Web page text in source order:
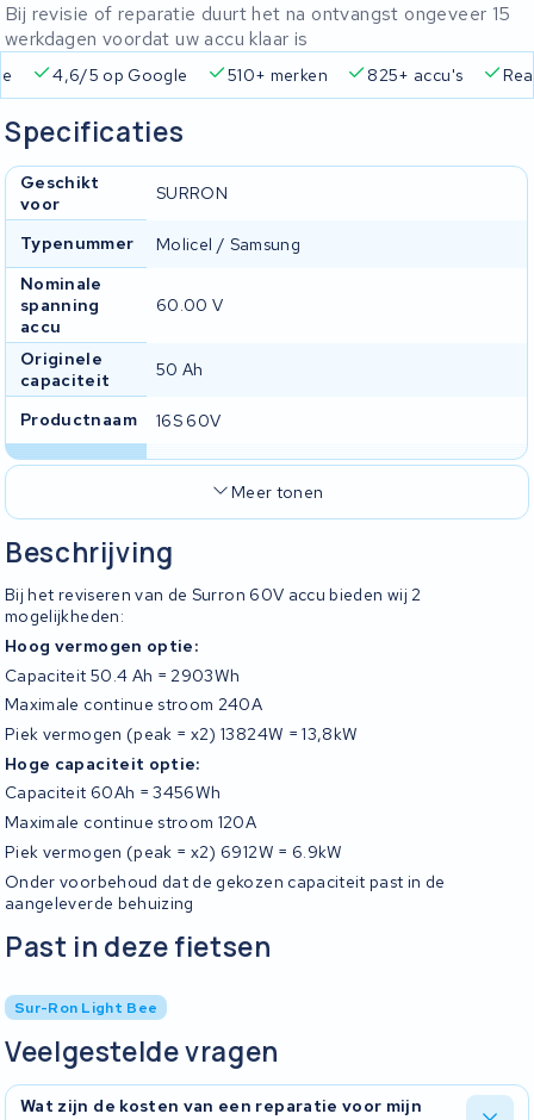
Bij revisie of reparatie duurt het na ontvangst ongeveer 15
werkdagen voordat uw accu klaar is
4,6/5 op Google 510+ merken 825+ accu's
Beschrijving
Bij het reviseren van de Surron 60V accu bieden wij 2
mogelijkheden:
Hoog vermogen optie:
Capaciteit 50.4 Ah = 2903Wh
Maximale continue stroom 240A
Piek vermogen (peak = x2) 13824W = 13,8kW
Hoge capaciteit optie:
Capaciteit 60Ah = 3456Wh
Maximale continue stroom 120A
Piek vermogen (peak = x2) 6912W = 6.9kW
Onder voorbehoud dat de gekozen capaciteit past in de
aangeleverde behuizing
Specificaties
Geschikt
voor
SURRON
Typenummer
Molicel / Samsung
Nominale
spanning
accu
60.00 V
Originele
capaciteit
50 Ah
Productnaam 16S 60V
Meer tonen
Past in deze fietsen
Sur-Ron Light Bee
Veelgestelde vragen
Wat zijn de kosten van een reparatie voor mijn